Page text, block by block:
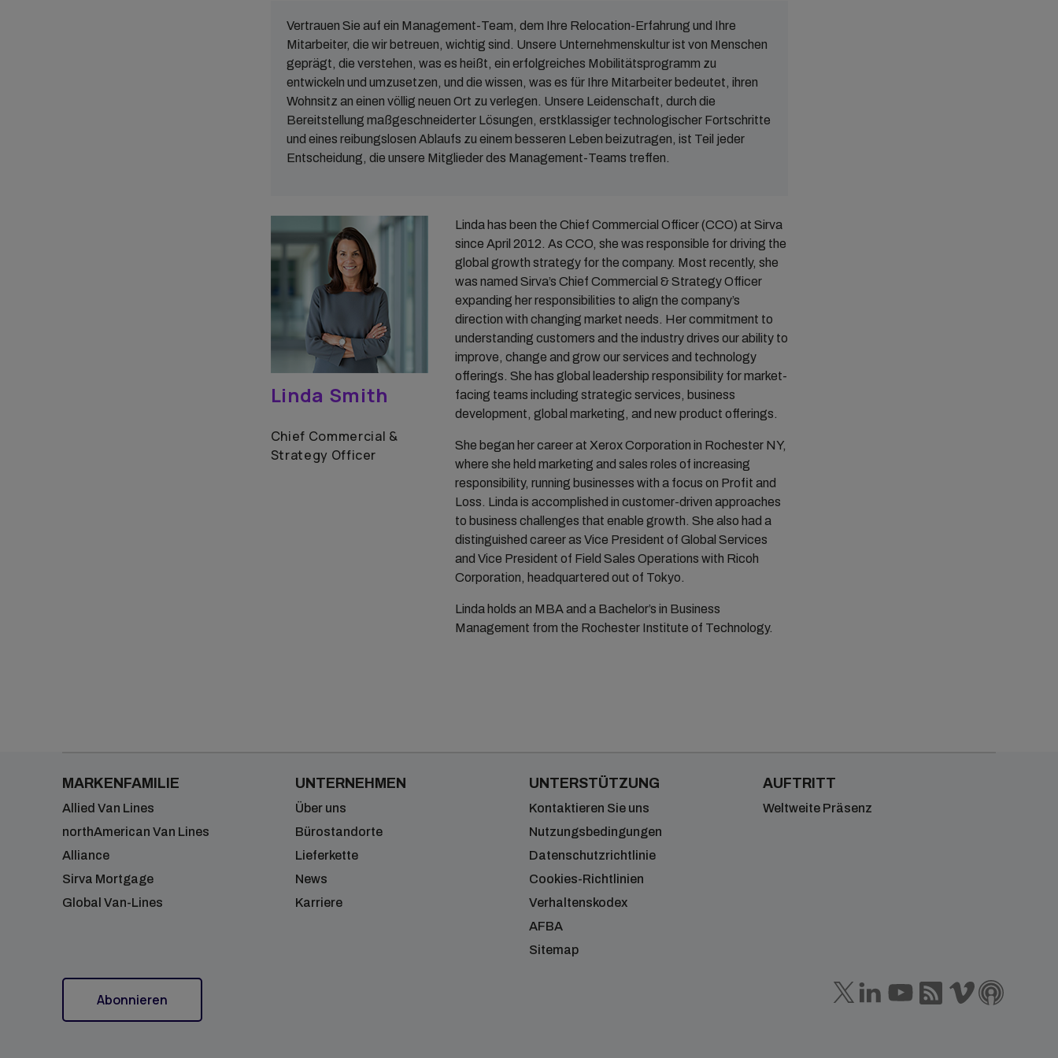
Angebotsanfrage/Ausschreibung
Immobilien
Immobilienverwaltung
Vorübergehende Unterkünfte
SIRVA Mortgage
Vertrauen Sie auf ein Management-Team, dem Ihre Relocation-Erfahrung und Ihre
Mitarbeiter, die wir betreuen, wichtig sind. Unsere Unternehmenskultur ist von Menschen
geprägt, die verstehen, was es heißt, ein erfolgreiches Mobilitätsprogramm zu
entwickeln und umzusetzen, und die wissen, was es für Ihre Mitarbeiter bedeutet, ihren
Wohnsitz an einen völlig neuen Ort zu verlegen. Unsere Leidenschaft, durch die
Bereitstellung maßgeschneiderter Lösungen, erstklassiger technologischer Fortschritte
und eines reibungslosen Ablaufs zu einem besseren Leben beizutragen, ist Teil jeder
Entscheidung, die unsere Mitglieder des Management-Teams treffen.
Linda Smith
Chief Commercial &
Strategy Officer
Linda has been the Chief Commercial Officer (CCO) at Sirva
since April 2012. As CCO, she was responsible for driving the
global growth strategy for the company. Most recently, she
was named Sirva’s Chief Commercial & Strategy Officer
expanding her responsibilities to align the company’s
direction with changing market needs. Her commitment to
understanding customers and the industry drives our ability to
improve, change and grow our services and technology
offerings. She has global leadership responsibility for market-
facing teams including strategic services, business
development, global marketing, and new product offerings.
She began her career at Xerox Corporation in Rochester NY,
where she held marketing and sales roles of increasing
responsibility, running businesses with a focus on Profit and
Loss. Linda is accomplished in customer-driven approaches
to business challenges that enable growth. She also had a
distinguished career as Vice President of Global Services
and Vice President of Field Sales Operations with Ricoh
Corporation, headquartered out of Tokyo.
Linda holds an MBA and a Bachelor’s in Business
Management from the Rochester Institute of Technology.
MARKENFAMILIE
Allied Van Lines
northAmerican Van Lines
Alliance
Sirva Mortgage
Global Van-Lines
UNTERNEHMEN
Über uns
Bürostandorte
Lieferkette
News
Karriere
UNTERSTÜTZUNG
Kontaktieren Sie uns
Nutzungsbedingungen
Datenschutzrichtlinie
Cookies-Richtlinien
Verhaltenskodex
AFBA
Sitemap
AUFTRITT
Weltweite Präsenz
Abonnieren